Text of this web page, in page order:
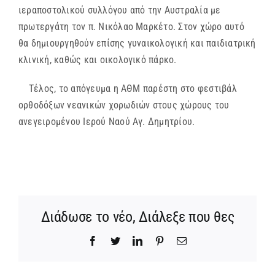
ιεραποστολικού συλλόγου από την Αυστραλία με
πρωτεργάτη τον π. Νικόλαο Μαρκέτο. Στον χώρο αυτό
θα δημιουργηθούν επίσης γυναικολογική και παιδιατρική
κλινική, καθώς και οικολογικό πάρκο.
Τέλος, το απόγευμα η ΑΘΜ παρέστη στο φεστιβάλ
ορθοδόξων νεανικών χορωδιών στους χώρους του
ανεγειρομένου Ιερού Ναού Αγ. Δημητρίου.
Διάδωσε το νέο, Διάλεξε που θες
Facebook
TwitterLinkedInPinterestEmail